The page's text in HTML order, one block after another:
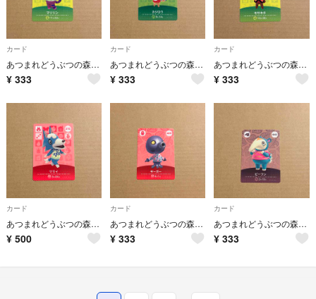
カード
あつまれどうぶつの森 あつ森 amiibo カード マリリン
¥ 333
カード
あつまれどうぶつの森 あつ森 amiibo カード カジロウ
¥ 333
カード
あつまれどうぶつの森 あつ森 amiibo カード モサキチ
¥ 333
カード
あつまれどうぶつの森 あつ森 amiibo カード リリィ
¥ 500
カード
あつまれどうぶつの森 あつ森 amiibo カード ギーガー
¥ 333
カード
あつまれどうぶつの森 あつ森 amiibo カード ビーフン
¥ 333